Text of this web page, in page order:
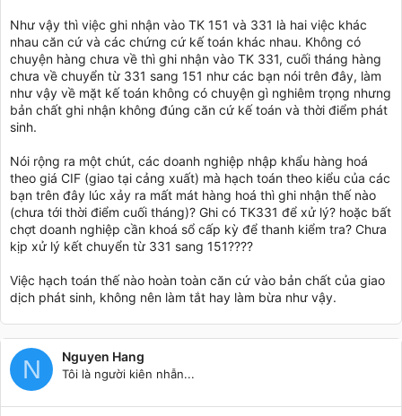
Như vậy thì việc ghi nhận vào TK 151 và 331 là hai việc khác
nhau căn cứ và các chứng cứ kế toán khác nhau. Không có
chuyện hàng chưa về thì ghi nhận vào TK 331, cuối tháng hàng
chưa về chuyển từ 331 sang 151 như các bạn nói trên đây, làm
như vậy về mặt kế toán không có chuyện gì nghiêm trọng nhưng
bản chất ghi nhận không đúng căn cứ kế toán và thời điểm phát
sinh.
Nói rộng ra một chút, các doanh nghiệp nhập khẩu hàng hoá
theo giá CIF (giao tại cảng xuất) mà hạch toán theo kiểu của các
bạn trên đây lúc xảy ra mất mát hàng hoá thì ghi nhận thế nào
(chưa tới thời điểm cuối tháng)? Ghi có TK331 để xử lý? hoặc bất
chợt doanh nghiệp cần khoá sổ cấp kỳ để thanh kiểm tra? Chưa
kịp xử lý kết chuyển từ 331 sang 151????
Việc hạch toán thế nào hoàn toàn căn cứ vào bản chất của giao
dịch phát sinh, không nên làm tắt hay làm bừa như vậy.
N Nguyen Hang
Tôi là người kiên nhẫn...